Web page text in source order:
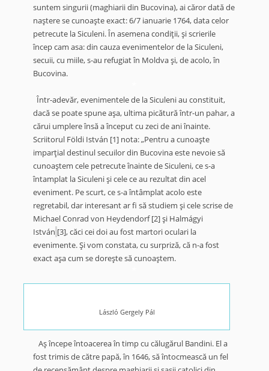
suntem singurii (maghiarii din Bucovina), ai căror dată de
naştere se cunoaşte exact: 6/7 ianuarie 1764, data celor
petrecute la Siculeni. În asemena condiţii, şi scrierile
încep cam asa: din cauza evenimentelor de la Siculeni,
secuii, cu miile, s-au refugiat în Moldva şi, de acolo, în
Bucovina.
Într-adevăr, evenimentele de la Siculeni au constituit,
dacă se poate spune aşa, ultima picătură într-un pahar, a
cărui umplere însă a început cu zeci de ani înainte.
Scriitorul Földi István [1]nota: „Pentru a cunoaşte
imparţial destinul secuilor din Bucovina este nevoie să
cunoaştem cele petrecute înainte de Siculeni, ce s-a
întamplat la Siculeni şi cele ce au rezultat din acel
eveniment. Pe scurt, ce s-a întâmplat acolo este
regretabil, dar interesant ar fi să studiem şi cele scrise de
Michael Conrad von Heydendorf[2]şi Halmágyi
István [3], căci cei doi au fost martori oculari la
evenimente. Şi vom constata, cu surpriză, că n-a fost
exact aşa cum se doreşte să cunoaştem.
László Gergely Pál
Aş începe întoacerea în timp cu călugărul Bandini. El a
fost trimis de către papă, în 1646, să întocmească un fel